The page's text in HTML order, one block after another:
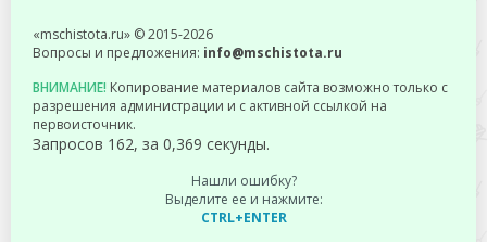
«mschistota.ru» © 2015-2026
Вопросы и предложения: info@mschistota.ru
ВНИМАНИЕ! Копирование материалов сайта возможно только с
разрешения администрации и с активной ссылкой на
первоисточник.
Запросов 162, за 0,369 секунды.
Нашли ошибку?
Выделите ее и нажмите:
CTRL+ENTER